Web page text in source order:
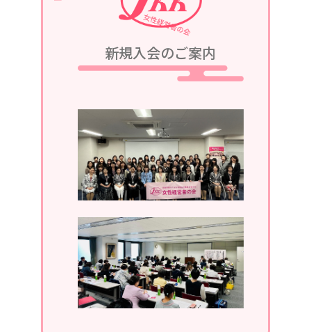
令和5年9月25日、令和5・6年度第2回
定例会議in軽井沢が、グランドエクシ
2023/07/05
令和5年7月13日、第1回定例会議in湯
河原が、湯河原温泉ホテルあかねにて
開催されます。
2023/04/05
2023年4月19日、通常総会開催。
2022/11/30
2022年11月。ホームページがリニュ
新規入会のご案内